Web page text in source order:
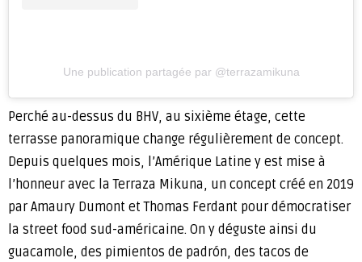
Une publication partagée par @terrazamikuna
Perché au-dessus du BHV, au sixième étage, cette
terrasse panoramique change régulièrement de concept.
Depuis quelques mois, l’Amérique Latine y est mise à
l’honneur avec la Terraza Mikuna, un concept créé en 2019
par Amaury Dumont et Thomas Ferdant pour démocratiser
la street food sud-américaine. On y déguste ainsi du
guacamole, des pimientos de padrón, des tacos de